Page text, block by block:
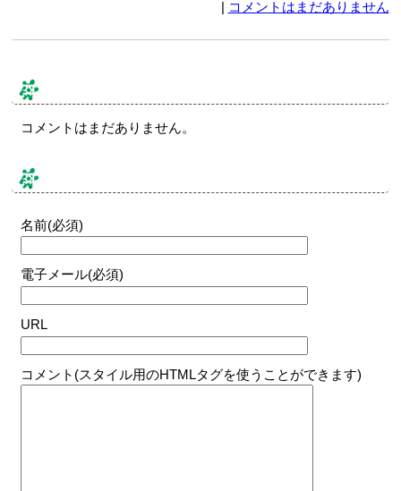
| コメントはまだありません
コメント & トラックバック
コメントはまだありません。
コメントする
名前(必須)
電子メール(必須)
URL
コメント(スタイル用のHTMLタグを使うことができます)